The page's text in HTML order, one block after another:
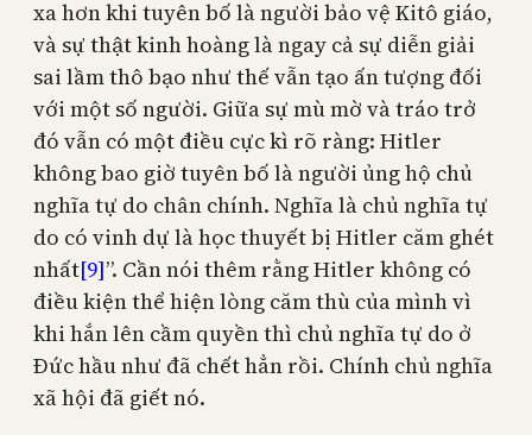
xa hơn khi tuyên bố là người bảo vệ Kitô giáo,
và sự thật kinh hoàng là ngay cả sự diễn giải
sai lầm thô bạo như thế vẫn tạo ấn tượng đối
với một số người. Giữa sự mù mờ và tráo trở
đó vẫn có một điều cực kì rõ ràng: Hitler
không bao giờ tuyên bố là người ủng hộ chủ
nghĩa tự do chân chính. Nghĩa là chủ nghĩa tự
do có vinh dự là học thuyết bị Hitler căm ghét
nhất[9]”. Cần nói thêm rằng Hitler không có
điều kiện thể hiện lòng căm thù của mình vì
khi hắn lên cầm quyền thì chủ nghĩa tự do ở
Đức hầu như đã chết hẳn rồi. Chính chủ nghĩa
xã hội đã giết nó.